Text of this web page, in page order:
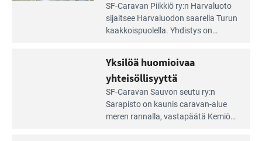
SF-Caravan Piikkiö ry:n Harvaluoto
sijait­see Harvaluodon saarella Turun
kaakkois­puolella. Yhdistys on
virkistysalueesta.
Yksilöä huomioivaa
yhteisöllisyyttä
SF-Caravan Sauvon seutu ry:n
Sarapisto on kaunis caravan-alue
meren rannalla, vasta­päätä Kemiön